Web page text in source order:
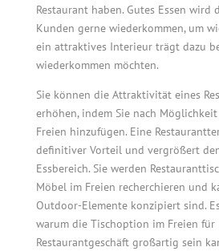
Restaurant haben. Gutes Essen wird
Kunden gerne wiederkommen, um
ein attraktives Interieur trägt dazu
wiederkommen möchten.
Sie können die Attraktivität eines
erhöhen, indem Sie nach
Freien hinzufügen. Eine
definitiver Vorteil und vergrößert
Essbereich. Sie werden
Möbel im Freien recherchieren und
Outdoor-Elemente konzipiert sind.
warum die Tischoption im Freien für
Restaurantgeschäft großartig sein